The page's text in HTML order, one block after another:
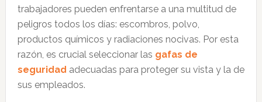
trabajadores pueden enfrentarse a una multitud de
peligros todos los días: escombros, polvo,
productos químicos y radiaciones nocivas. Por esta
razón, es crucial seleccionar las gafas de
seguridad adecuadas para proteger su vista y la de
sus empleados.